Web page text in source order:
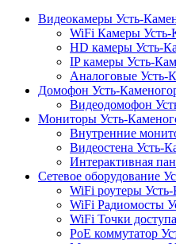
Видеокамеры Усть-
WiFi Камеры Усть-
HD камеры Усть-
IP камеры Усть-
Аналоговые Усть-
Домофон Усть-
Видеодомофон
Мониторы Усть-
Внутренние
Видеостена Усть-
Интерактивная
Сетевое оборудование
WiFi роутеры
WiFi Радиомосты
WiFi Точки
PoE коммутатор